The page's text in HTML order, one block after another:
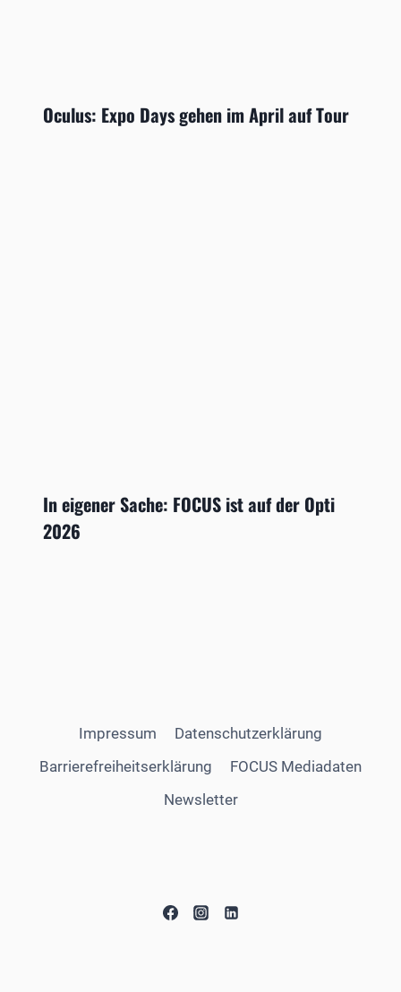
Oculus: Expo Days gehen im April auf Tour
In eigener Sache: FOCUS ist auf der Opti
2026
Impressum
Datenschutzerklärung
Barrierefreiheitserklärung
FOCUS Mediadaten
Newsletter